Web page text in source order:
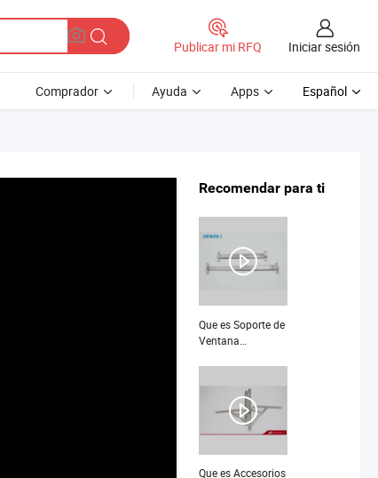
Publicar mi RFQ Iniciar sesión
Comprador Ayuda Apps Español
Recomendar para ti
Que es Soporte de
Ventana
12 Pulgadas de
Longitud
Hardware para
Muebles Fricción
Stay
Que es Accesorios